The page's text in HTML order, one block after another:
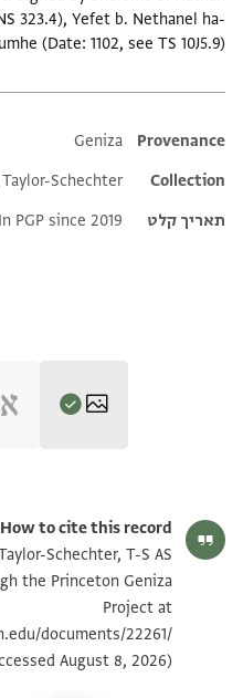
323.4), Yefet b. Nethanel ha-
(Date: 1102, see TS 10J5.9).
Additional metadata
Provenance
Geniza
Collection
Schechter
תאריך קלט
In PGP since 2019
T-S AS 153.378 1v
תנאי היתר שימוש בתצלום
How to cite this record:
Schechter, T-S AS
the Princeton Geniza
Project at
documents/22261/
August 8, 2026).